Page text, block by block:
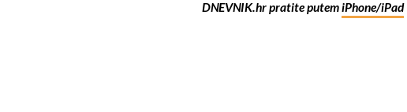
DNEVNIK.hr pratite putemiPhone/iPad